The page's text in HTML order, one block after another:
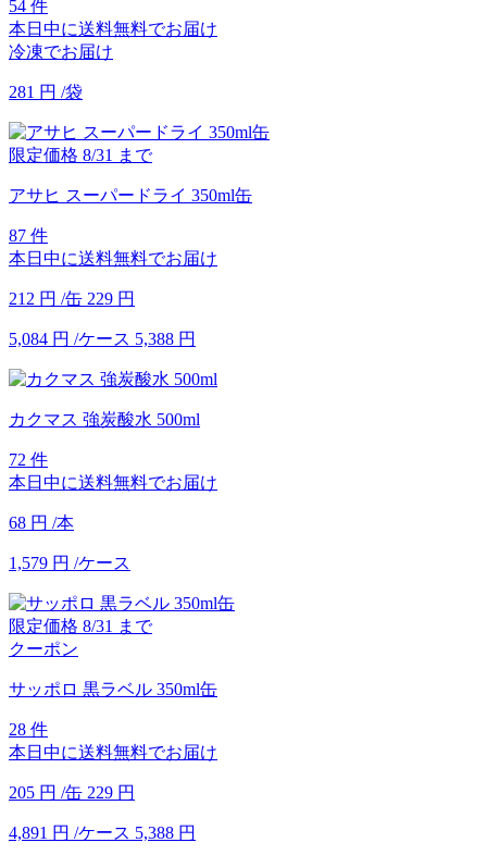
54 件
本日中に送料無料でお届け
冷凍でお届け
281 円 /袋
限定価格 8/31 まで
アサヒ スーパードライ 350ml缶
87 件
本日中に送料無料でお届け
212 円 /缶 229 円
5,084 円 /ケース 5,388 円
カクマス 強炭酸水 500ml
72 件
本日中に送料無料でお届け
68 円 /本
1,579 円 /ケース
限定価格 8/31 まで
クーポン
サッポロ 黒ラベル 350ml缶
28 件
本日中に送料無料でお届け
205 円 /缶 229 円
4,891 円 /ケース 5,388 円